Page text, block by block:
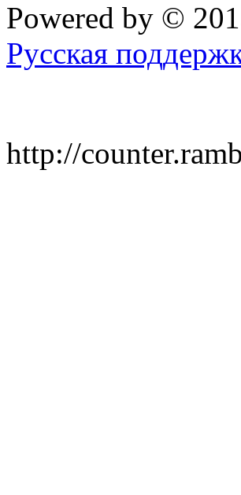
Powered by ©
Русская
http://